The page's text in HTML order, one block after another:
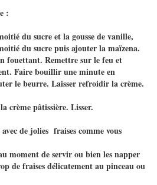
:
du sucre et la gousse de vanille,
du sucre puis ajouter la maïzena.
fouettant. Remettre sur le feu et
Faire bouillir une minute en
le beurre. Laisser refroidir la crème.
crème pâtissière. Lisser.
de jolies fraises comme vous
moment de servir ou bien les napper
de fraises délicatement au pinceau ou